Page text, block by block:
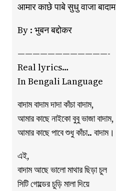
आमार काछे पाबे सुधु वाजा बादाम
By : भुबन बद्दोकर
————————————-
Real lyrics…
In Bengali Language
বাদাম বাদাম দাদা কাঁচা বাদাম,
আমার কাছে নাইকো বুবু ভাজা বাদাম,
আমার কাছে পাবে শুধু কাঁচা.. বাদাম।
এই,
বাদাম আছে ভালো মাথার ছিড়া চুল
সিটি গোল্ডের চুড়ি মালা দিয়ে